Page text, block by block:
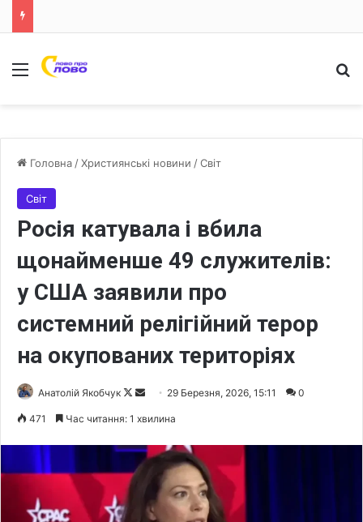
Меню
Головна /Християнські новини /Світ
Світ
Росія катувала і вбила
щонайменше 49 служителів:
у США заявили про
системний релігійний терор
на окупованих територіях
Анатолій Якобчук
F
l
o
d
n
e
29 Березня, 2026, 15:11 0
471 Час читання: 1 хвилина